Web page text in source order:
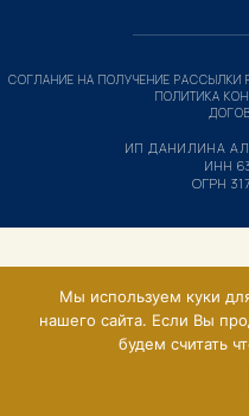
ИП ДАНИЛИНА
ИНН
ОГРН
СОГЛАНИЕ НА ПОЛУЧЕНИЕ
ПОЛИТИКА
Мы используем куки
нашего сайта. Если Вы
будем считать